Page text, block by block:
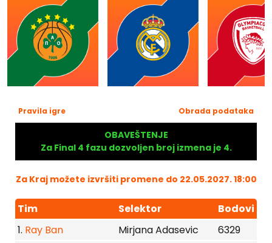
Pravila igre Obrada podataka
OBAVEŠTENJE
Za Final 4 fazu dozvoljen broj izmena je 4.
Za Kraj možete izvršiti promene do 22.05.2027. 18:00
Tim Selektor
Bodovi
1. Ray Ban Mirjana Adasevic 6329